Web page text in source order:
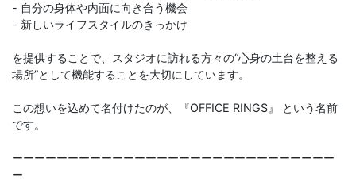
- 自分の身体や内面に向き合う機会
- 新しいライフスタイルのきっかけ
を提供することで、スタジオに訪れる方々の“心身の土台を整える
場所”として機能することを大切にしています。
この想いを込めて名付けたのが、『OFFICE RINGS』 という名前
です。
ーーーーーーーーーーーーーーーーーーーーーーーーーーーーー
ー